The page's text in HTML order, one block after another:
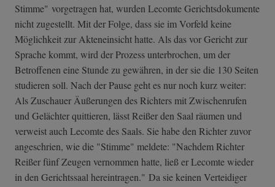
Stimme" vorgetragen hat, wurden Lecomte Gerichtsdokumente
nicht zugestellt. Mit der Folge, dass sie im Vorfeld keine
Möglichkeit zur Akteneinsicht hatte. Als das vor Gericht zur
Sprache kommt, wird der Prozess unterbrochen, um der
Betroffenen eine Stunde zu gewähren, in der sie die 130 Seiten
studieren soll. Nach der Pause geht es nur noch kurz weiter:
Als Zuschauer Äußerungen des Richters mit Zwischenrufen
und Gelächter quittieren, lässt Reißer den Saal räumen und
verweist auch Lecomte des Saals. Sie habe den Richter zuvor
angeschrien, wie die "Stimme" meldete: "Nachdem Richter
Reißer fünf Zeugen vernommen hatte, ließ er Lecomte wieder
in den Gerichtssaal hereintragen." Da sie keinen Verteidiger